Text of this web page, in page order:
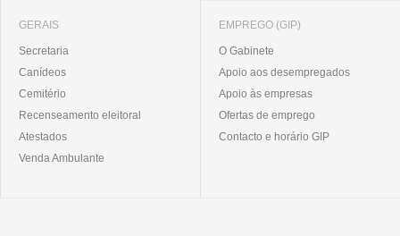
GERAIS
Secretaria
Canídeos
Cemitério
Recenseamento eleitoral
Atestados
Venda Ambulante
EMPREGO (GIP)
O Gabinete
Apoio aos desempregados
Apoio às empresas
Ofertas de emprego
Contacto e horário GIP